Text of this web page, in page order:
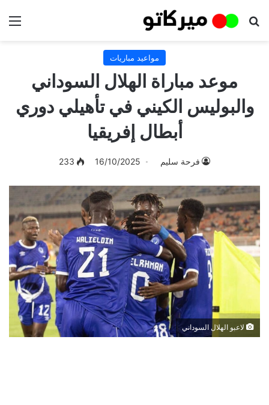
بحث عن
مواعيد مباريات
موعد مباراة الهلال السوداني
والبوليس الكيني في تأهيلي دوري
أبطال إفريقيا
فرحة سليم 16/10/2025
233
لاعبو الهلال السوداني